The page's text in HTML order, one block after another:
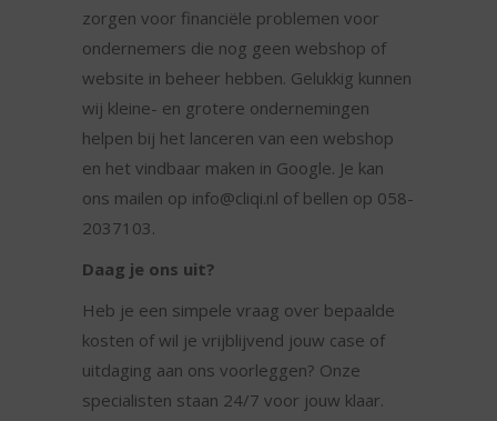
zorgen voor financiële problemen voor
ondernemers die nog geen webshop of
website in beheer hebben. Gelukkig kunnen
wij kleine- en grotere ondernemingen
helpen bij het lanceren van een webshop
en het vindbaar maken in Google. Je kan
ons mailen op info@cliqi.nl of bellen op 058-
2037103.
Daag je ons uit?
Heb je een simpele vraag over bepaalde
kosten of wil je vrijblijvend jouw case of
uitdaging aan ons voorleggen? Onze
specialisten staan 24/7 voor jouw klaar.